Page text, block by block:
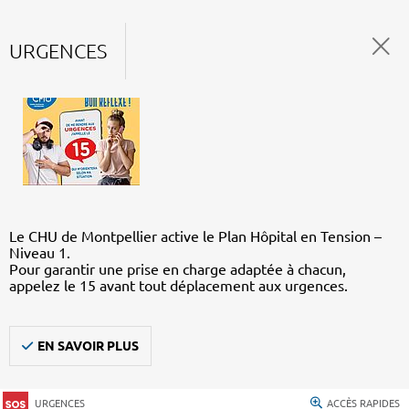
URGENCES
Le CHU de Montpellier active le Plan Hôpital en Tension –
Niveau 1.
Pour garantir une prise en charge adaptée à chacun,
appelez le 15 avant tout déplacement aux urgences.
EN SAVOIR PLUS
URGENCES ACCÈS RAPIDES